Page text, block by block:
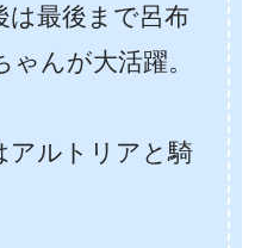
は最後まで呂布
んが大活躍。
アルトリアと騎